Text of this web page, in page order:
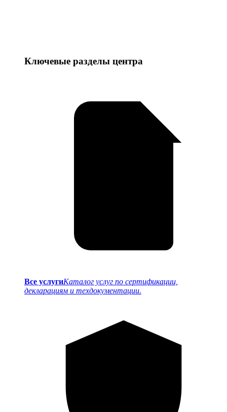
Ключевые разделы центра
Все услугиКаталог услуг по сертификации,
декларациям и техдокументации.